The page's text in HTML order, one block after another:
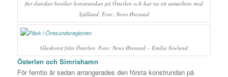
fler danskar besöker konstrundan på Österlen och har nu ett samarbete med
Själland. Foto: News Øresund
Glaskonst från Österlen. Foto: News Øresund – Emilia Söelund
Österlen och Simrishamn
För femtio år sedan arrangerades den första konstrundan på